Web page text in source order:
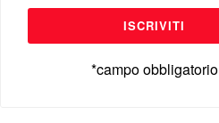
*campo obbligatorio